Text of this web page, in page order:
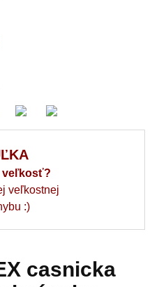
casnicka
veľkosť?
veľkostnej
:)